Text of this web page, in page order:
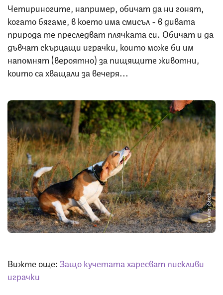
Четириногите, например, обичат да ни гонят,
когато бягаме, в което има смисъл - в дивата
природа те преследват плячката си. Обичат и да
дъвчат скърцащи играчки, които може би им
напомнят (вероятно) за пищящите животни,
които са хващали за вечеря...
Снимка: iStock
Вижте още: Защо кучетата харесват пискливи
играчки